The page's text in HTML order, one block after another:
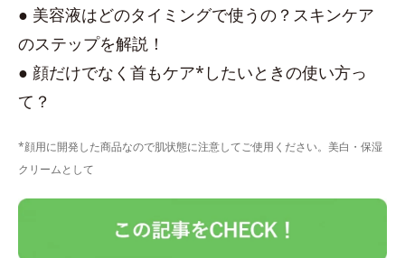
● 美容液はどのタイミングで使うの？スキンケア
のステップを解説！
● 顔だけでなく首もケア*したいときの使い方っ
て？
*顔用に開発した商品なので肌状態に注意してご使用ください。美白・保湿
クリームとして